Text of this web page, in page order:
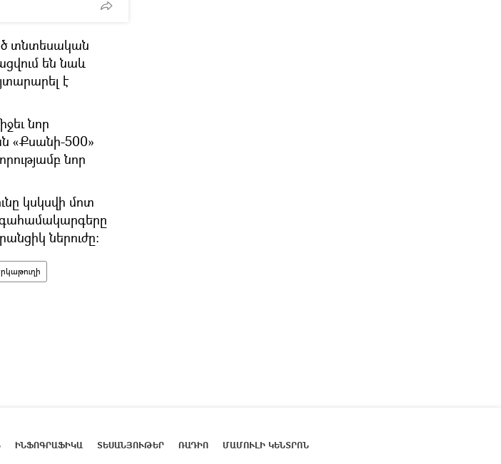
տնտեսական
են նաև
է
նոր
«Քսանի-500»
նոր
կսկսվի մոտ
ներուժը:
ԻՆՖՈԳՐԱՖԻԿԱ ՏԵՍԱՆՅՈՒԹԵՐ ՌԱԴԻՈ ՄԱՄՈՒԼԻ ԿԵՆՏՐՈՆ